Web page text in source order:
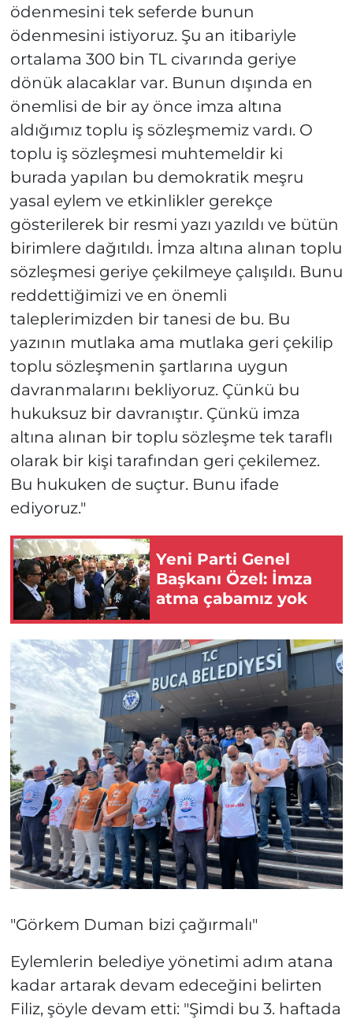
ödenmesini tek seferde bunun
ödenmesini istiyoruz. Şu an itibariyle
ortalama 300 bin TL civarında geriye
dönük alacaklar var. Bunun dışında en
önemlisi de bir ay önce imza altına
aldığımız toplu iş sözleşmemiz vardı. O
toplu iş sözleşmesi muhtemeldir ki
burada yapılan bu demokratik meşru
yasal eylem ve etkinlikler gerekçe
gösterilerek bir resmi yazı yazıldı ve bütün
birimlere dağıtıldı. İmza altına alınan toplu
sözleşmesi geriye çekilmeye çalışıldı. Bunu
reddettiğimizi ve en önemli
taleplerimizden bir tanesi de bu. Bu
yazının mutlaka ama mutlaka geri çekilip
toplu sözleşmenin şartlarına uygun
davranmalarını bekliyoruz. Çünkü bu
hukuksuz bir davranıştır. Çünkü imza
altına alınan bir toplu sözleşme tek taraflı
olarak bir kişi tarafından geri çekilemez.
Bu hukuken de suçtur. Bunu ifade
ediyoruz."
Yeni Parti Genel
Başkanı Özel: İmza
atma çabamız yok
"Görkem Duman bizi çağırmalı"
Eylemlerin belediye yönetimi adım atana
kadar artarak devam edeceğini belirten
Filiz, şöyle devam etti: "Şimdi bu 3. haftada